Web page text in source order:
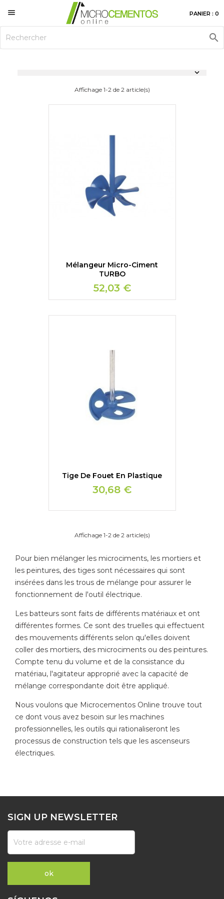
 PANIER : 0


Affichage 1-2 de 2 article(s)
Mélangeur Micro-Ciment
TURBO
52,03 €
Tige De Fouet En Plastique
30,68 €
Affichage 1-2 de 2 article(s)
Pour bien mélanger les microciments, les mortiers et
les peintures, des tiges sont nécessaires qui sont
insérées dans les trous de mélange pour assurer le
fonctionnement de l'outil électrique.
Les batteurs sont faits de différents matériaux et ont
différentes formes. Ce sont des truelles qui effectuent
des mouvements différents selon qu'elles doivent
coller des mortiers, des microciments ou des peintures.
Compte tenu du volume et de la consistance du
matériau, l'agitateur approprié avec la capacité de
mélange correspondante doit être appliqué.
Nous voulons que Microcementos Online trouve tout
ce dont vous avez besoin sur les machines
professionnelles, les outils qui rationaliseront les
processus de construction tels que les ascenseurs
électriques.
SIGN UP NEWSLETTER